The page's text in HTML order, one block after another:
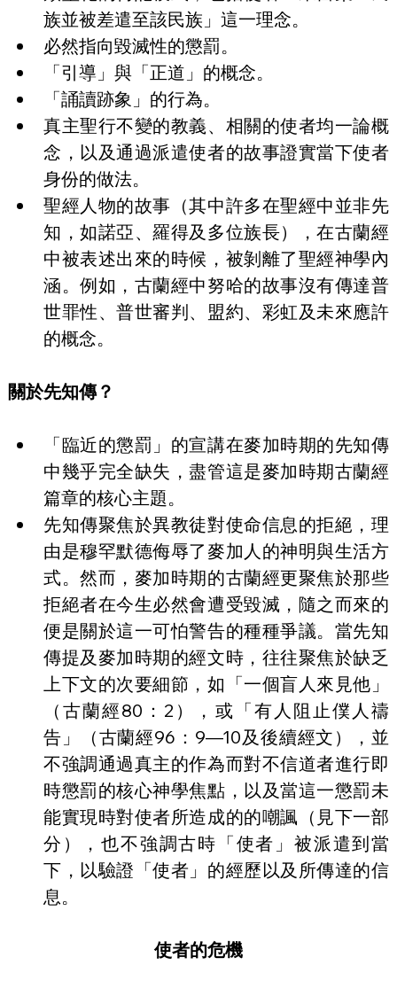
族並被差遣至該民族」這一理念。
必然指向毀滅性的懲罰。
「引導」與「正道」的概念。
「誦讀跡象」的行為。
真主聖行不變的教義、相關的使者均一論概
念，以及通過派遣使者的故事證實當下使者
身份的做法。
聖經人物的故事（其中許多在聖經中並非先
知，如諾亞、羅得及多位族長），在古蘭經
中被表述出來的時候，被剝離了聖經神學內
涵。例如，古蘭經中努哈的故事沒有傳達普
世罪性、普世審判、盟約、彩虹及未來應許
的概念。
關於先知傳？
「臨近的懲罰」的宣講在麥加時期的先知傳
中幾乎完全缺失，盡管這是麥加時期古蘭經
篇章的核心主題。
先知傳聚焦於異教徒對使命信息的拒絕，理
由是穆罕默德侮辱了麥加人的神明與生活方
式。然而，麥加時期的古蘭經更聚焦於那些
拒絕者在今生必然會遭受毀滅，隨之而來的
便是關於這一可怕警告的種種爭議。當先知
傳提及麥加時期的經文時，往往聚焦於缺乏
上下文的次要細節，如「一個盲人來見他」
（古蘭經80：2），或「有人阻止僕人禱
告」（古蘭經96：9—10及後續經文），並
不強調通過真主的作為而對不信道者進行即
時懲罰的核心神學焦點，以及當這一懲罰未
能實現時對使者所造成的的嘲諷（見下一部
分），也不強調古時「使者」被派遣到當
下，以驗證「使者」的經歷以及所傳達的信
息。
使者的危機